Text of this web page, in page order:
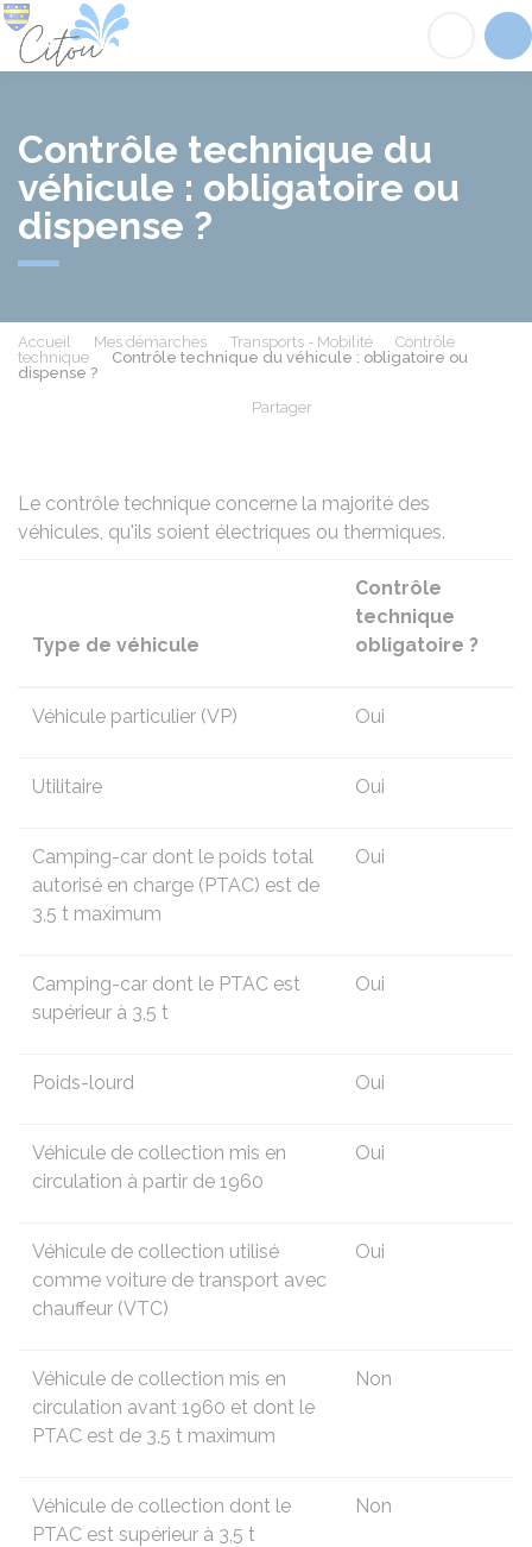
Contrôle technique du
véhicule : obligatoire ou
dispense ?
Accueil Mes démarches Transports - Mobilité
Contrôle
technique
Contrôle technique du véhicule : obligatoire ou
dispense ?
Partager
Le contrôle technique concerne la majorité des
véhicules, qu'ils soient électriques ou thermiques.
Type de véhicule
Contrôle
technique
obligatoire ?
Véhicule particulier (VP) Oui
Utilitaire Oui
Camping-car dont le poids total
autorisé en charge (PTAC) est de
3,5 t maximum
Oui
Camping-car dont le PTAC est
supérieur à 3,5 t
Oui
Poids-lourd Oui
Véhicule de collection mis en
circulation à partir de 1960
Oui
Véhicule de collection utilisé
comme voiture de transport avec
chauffeur (VTC)
Oui
Véhicule de collection mis en
circulation avant 1960 et dont le
PTAC est de 3,5 t maximum
Non
Véhicule de collection dont le
PTAC est supérieur à 3,5 t
Non